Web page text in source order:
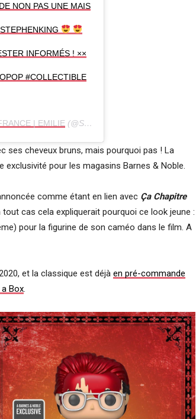
NON PAS UNE MAIS
INFORMÉS ! ××
#COLLECTIBLE
| EMILIE (@STEPHENKINGFR) LE
ses cheveux bruns, mais pourquoi pas ! La
exclusivité pour les magasins Barnes & Noble.
comme étant en lien avec Ça Chapitre
cas cela expliquerait pourquoi ce look jeune :
pour la figurine de son caméo dans le film. A
et la classique est déjà en pré-commande
Box.